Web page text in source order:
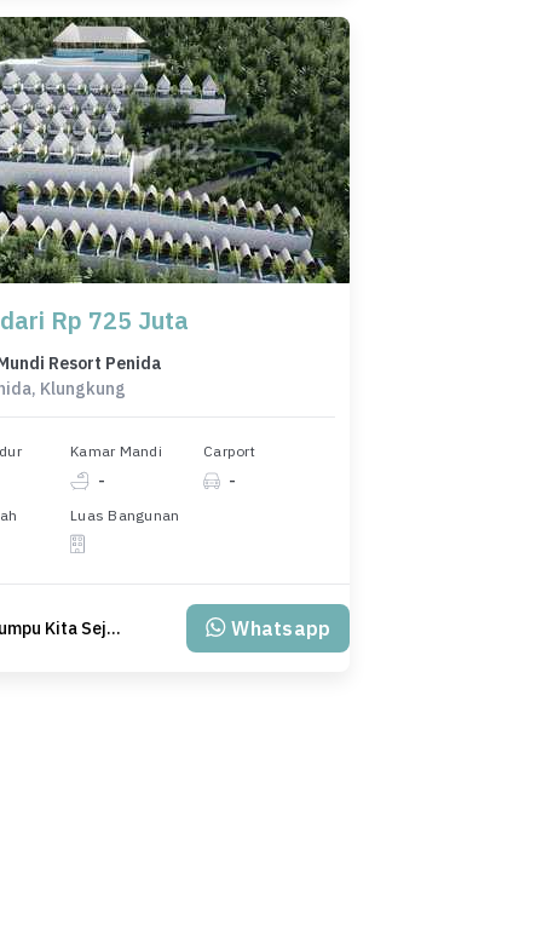
Rp 725 Juta
Resort Penida
Klungkung
Kamar Mandi
-
Carport
-
Luas Bangunan
PT Klumpu Kita Sejahtera Whatsapp